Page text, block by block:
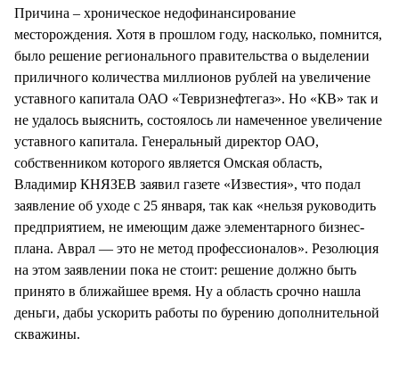
Причина – хроническое недофинансирование
месторождения. Хотя в прошлом году, насколько, помнится,
было решение регионального правительства о выделении
приличного количества миллионов рублей на увеличение
уставного капитала ОАО «Тевризнефтегаз». Но «КВ» так и
не удалось выяснить, состоялось ли намеченное увеличение
уставного капитала. Генеральный директор ОАО,
собственником которого является Омская область,
Владимир КНЯЗЕВ заявил газете «Известия», что подал
заявление об уходе с 25 января, так как «нельзя руководить
предприятием, не имеющим даже элементарного бизнес-
плана. Аврал — это не метод профессионалов». Резолюция
на этом заявлении пока не стоит: решение должно быть
принято в ближайшее время. Ну а область срочно нашла
деньги, дабы ускорить работы по бурению дополнительной
скважины.